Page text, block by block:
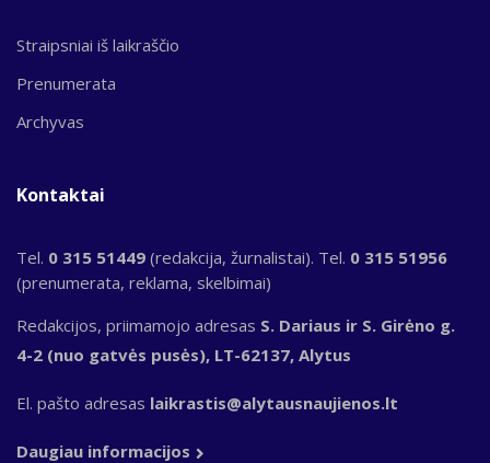
Straipsniai iš laikraščio
Prenumerata
Archyvas
Kontaktai
Tel. 0 315 51449 (redakcija, žurnalistai). Tel. 0 315 51956
(prenumerata, reklama, skelbimai)
Redakcijos, priimamojo adresas S. Dariaus ir S. Girėno g.
4-2 (nuo gatvės pusės), LT-62137, Alytus
El. pašto adresas laikrastis@alytausnaujienos.lt
Daugiau informacijos